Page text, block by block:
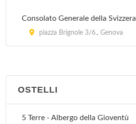
Consolato Generale della Svizzera
piazza Brignole 3/6., Genova
OSTELLI
5 Terre - Albergo della Gioventù